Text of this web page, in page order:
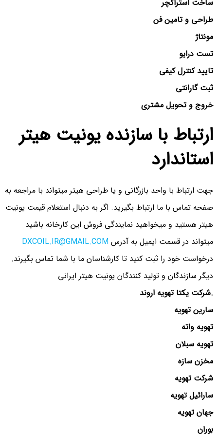
ساخت استراکچر
طراحی و تامین فن
مونتاژ
تست درایو
تایید کنترل کیفی
ثبت گارانتی
خروج و تحویل مشتری
ارتباط با سازنده یونیت هیتر
استاندارد
جهت ارتباط با واحد بازرگانی و یا طراحی هیتر میتواند با مراجعه به
صفحه تماس با ما ارتباط بگیرید. اگر به دنبال استعلام قیمت یونیت
هیتر هستید و میخواهید نمایندگی فروش این کارخانه باشید
میتواند در قسمت ایمیل به آدرس DXCOIL.IR@GMAIL.COM
درخواست خود را ثبت کنید تا کارشناسان ما با شما تماس بگیرند.
دیگر سازندگان و تولید کنندگان یونیت هیتر ایرانی
.شرکت یکتا تهویه اروند
سارین تهویه
تهویه واته
تهویه سبلان
مخزن سازه
شرکت تهویه
سارائیل تهویه
جهان تهویه
بوران